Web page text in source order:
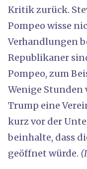
Kritik zurück.
Pompeo wisse
Verhandlungen
Republikaner
Pompeo, zum
Wenige Stunden
Trump eine
kurz vor der
beinhalte, dass
geöffnet würde.